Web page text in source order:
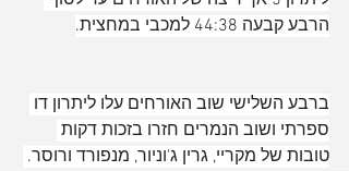
הרבע קבעה 44:38 למכבי במחצית.
ברבע השלישי שוב האורחים עלו ליתרון דו
ספרתי ושוב הנמרים חזרו בזכות דקות
טובות של מקריי, גרין ג'וניור, מנפורד ורוסר.